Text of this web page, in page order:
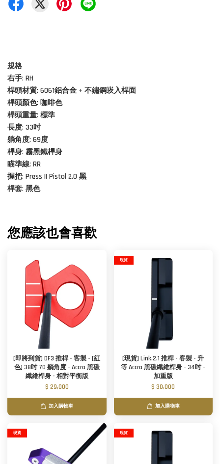
規格
右手: RH
桿頭材質: 6061鋁合金 + 不鏽鋼崁入桿面
桿頭顏色: 咖啡色
桿頭重量: 標準
長度: 33吋
躺角度: 69度
桿身: 霧黑鐵桿身
瞄準線: RR
握把: Press II Pistol 2.0 黑
桿套: 黑色
您應該也會喜歡
[即將到貨] DF3 推桿 - 客製 - [紅
色] 38吋 70 躺角度 - Accra 黑碳
纖維桿身 - 相對平衡版
$ 29,000
加入購物車
現貨
[現貨] Link.2.1 推桿 - 客製 - 升
等 Accra 黑碳纖維桿身 - 34吋 -
加重版
$ 30,000
加入購物車
現貨 現貨